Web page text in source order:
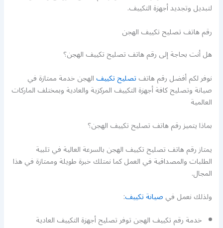
لتبديل وتجديد أجهزة التكييف.
رقم هاتف تصليح تكييف الهجن
هل أنت بحاجة إلى رقم هاتف تصليح تكييف الهجن؟
نوفر لكم أفضل رقم هاتفتصليح تكييفالهجن خدمة ممتازة في
صيانة وتصليح كافة أجهزة التكييف المركزية والعادية وبمختلف الماركات
العالمية
بماذا يتميز رقم هاتف تصليح تكييف الهجن؟
يمتاز رقم هاتف تصليح تكييف الهجن بالسرعة العالية في تلبية
الطلبات والمصداقية في العمل كما نمتلك خبرة طويلة وممتازة في هذا
المجال.
ولذلك نعمل فيصيانة تكييف:
خدمة رقم تكييف الهجن توفر تصليح أجهزة التكييف العادية